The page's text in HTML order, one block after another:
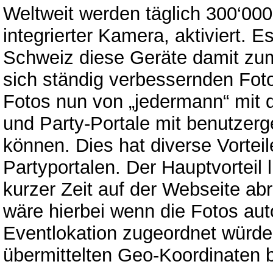
Weltweit werden täglich
integrierter Kamera, aktiviert.
Schweiz diese Geräte damit
sich ständig verbessernden
Fotos nun von „jedermann“
und Party-Portale mit
können. Dies hat diverse
Partyportalen. Der
kurzer Zeit auf der Webseite
wäre hierbei wenn die Fotos
Eventlokation zugeordnet
übermittelten Geo-Koordinaten